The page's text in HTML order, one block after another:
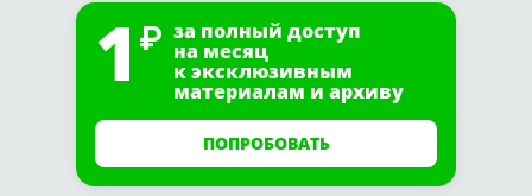
1 за полный доступ
на месяц
к эксклюзивным
материалам и архиву
ПОПРОБОВАТЬ